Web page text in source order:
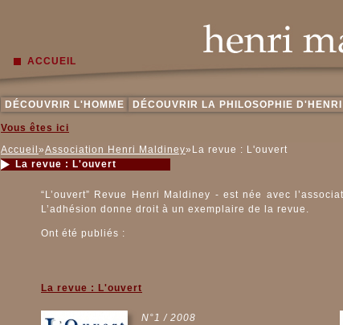
ACCUEIL
DÉCOUVRIR L'HOMME DÉCOUVRIR LA PHILOSOPHIE
Vous êtes ici
Accueil »Association Henri Maldiney»La revue : L'ouvert
La revue : L'ouvert
“L’ouvert” Revue Henri Maldiney - est née avec
L’adhésion donne droit à un exemplaire de la revue.
Ont été publiés :
La revue : L'ouvert
N°1 / 2008